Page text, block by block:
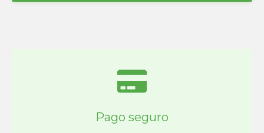
Pago seguro